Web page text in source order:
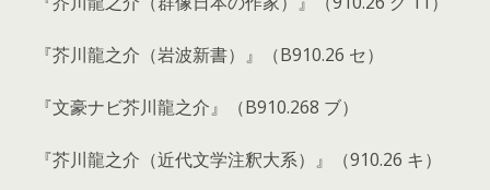
『芥川龍之介（岩波新書）』（B910.26 セ）
『文豪ナビ芥川龍之介』（B910.268 ブ）
『芥川龍之介（近代文学注釈大系）』（910.26 キ）